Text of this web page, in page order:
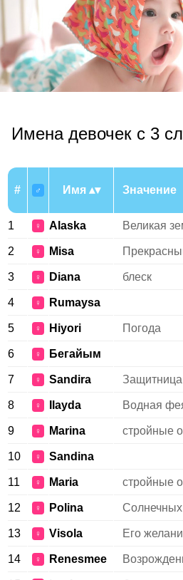
Имена девочек с 3
# ♂ Имя Значение
1 ♀ Alaska Великая
2 ♀ Misa
3 ♀ Diana блеск
4 ♀ Rumaysa
5 ♀ Hiyori Погода
6 ♀ Бегайым
7 ♀ Sandira
8 ♀ Ilayda Водная
9 ♀ Marina стройные
10 ♀ Sandina
11 ♀ Maria стройные
12 ♀ Polina Солнечных
13 ♀ Visola Его
14 ♀ Renesmee